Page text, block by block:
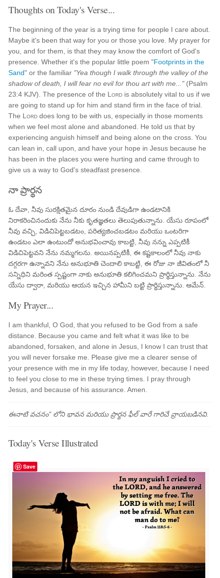
Thoughts on Today's Verse...
The beginning of the year is a trying time for people I care about.
Maybe it's been that way for you or those you love. My prayer for
you, and for them, is that they may know the comfort of God's
presence. Whether it's the popular little poem "Footprints in the
Sand" or the familiar "Yea though I walk through the valley of the
shadow of death, I will fear no evil for thou art with me..."(Psalm
23:4 KJV). The presence of the Lord is absolutely vital to us if we
are going to stand up for him and stand firm in the face of trial.
The Lord does long to be with us, especially in those moments
when we feel most alone and abandoned. He told us that by
experiencing anguish himself and being alone on the cross. You
can lean in, call upon, and have your hope in Jesus because he
has been in the places you were hurting and came through to
give us a way to God's steadfast presence.
నా ప్రార్థన
ఓ దేవా, నీవు సురక్షితమైన దూరం నుండి దేవుడిగా ఉండటానికి
నిరాకరించినందుకు నేను నీకు కృతజ్ఞతలు తెలుపుతున్నాను. యేసు రూపంలో
నీవు వచ్చి, విడిచిపెట్టబడటం, పరిత్యజించబడటం మరియు ఒంటరిగా
ఉండటం ఎలా ఉంటుందో అనుభవించావు కాబట్టి, నీవు నన్ను ఎప్పటికీ
విడిచిపెట్టవని నేను నమ్మగలను. అయినప్పటికీ, ఈ కష్టకాలంలో నీవు నాకు
దగ్గరగా ఉన్నావని నేను అనుభూతి చెందాలి కాబట్టి, ఈ రోజు నా జీవితంలో నీ
సన్నిధిని మరింత స్పష్టంగా నాకు అనుభూతి కలిగించమని ప్రార్థిస్తున్నాను. నేను
యేసు ద్వారా, మరియు ఆయన ఇచ్చిన హామీని బట్టి ప్రార్థిస్తున్నాను. ఆమేన్.
My Prayer...
I am thankful, O God, that you refused to be God from a safe
distance. Because you came and felt what it was like to be
abandoned, forsaken, and alone in Jesus, I know I can trust that
you will never forsake me. Please give me a clearer sense of
your presence with me in my life today, however, because I need
to feel you close to me in these trying times. I pray through
Jesus, and because of his assurance. Amen.
ఈనాటి వచనం" లోని భావన మరియు ప్రార్థన ఫీల్ వారే గారిచే వ్రాయబడినవి.
Today's Verse Illustrated
Save